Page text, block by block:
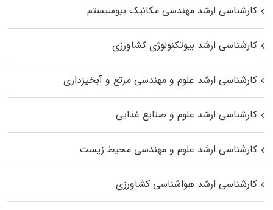
کارشناسی ارشد مهندسی مکانیک بیوسیستم
کارشناسی ارشد بیوتکنولوژی کشاورزی
کارشناسی ارشد علوم و مهندسی مرتع و آبخیزداری
کارشناسی ارشد علوم و صنایع غذایی
کارشناسی ارشد علوم و مهندسی محیط زیست
کارشناسی ارشد هواشناسی کشاورزی